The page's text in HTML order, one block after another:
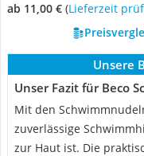
ab 11,00 € (Lieferzeit
Unsere
Unser Fazit für Beco
Mit den
zuverlässige
zur Haut ist. Die